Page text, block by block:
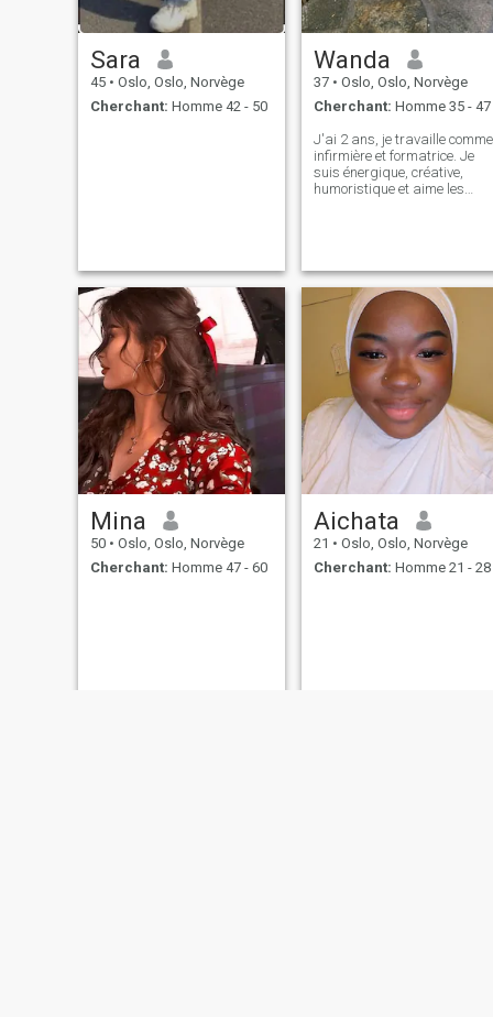
Sara
45 • Oslo, Oslo, Norvège
Cherchant: Homme 42 - 50
Wanda
37 • Oslo, Oslo, Norvège
Cherchant: Homme 35 - 47
J'ai 2 ans, je travaille comme
infirmière et formatrice. Je
suis énergique, créative,
humoristique et aime les
Mina
50 • Oslo, Oslo, Norvège
Cherchant: Homme 47 - 60
Aichata
21 • Oslo, Oslo, Norvège
Cherchant: Homme 21 - 28